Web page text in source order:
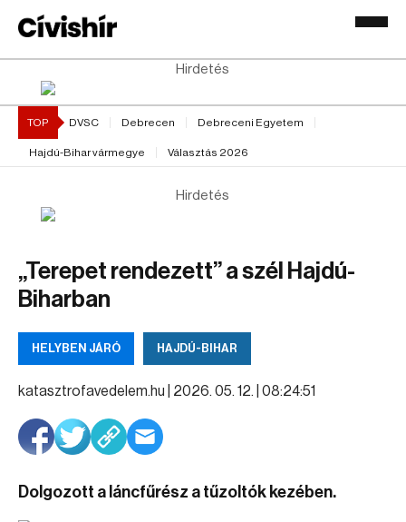
Hirdetés
TOP DVSC Debrecen Debreceni Egyetem
Hajdú-Bihar vármegye Választás 2026
Hirdetés
„Terepet rendezett” a szél Hajdú-
Biharban
HELYBEN JÁRÓ HAJDÚ-BIHAR
katasztrofavedelem.hu | 2026. 05. 12. | 08:24:51
Dolgozott a láncfűrész a tűzoltók kezében.